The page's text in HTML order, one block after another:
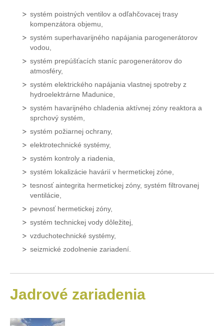
systém poistných ventilov a odľahčovacej trasy
kompenzátora objemu,
systém superhavarijného napájania parogenerátorov
vodou,
systém prepúšťacích staníc parogenerátorov do
atmosféry,
systém elektrického napájania vlastnej spotreby z
hydroelektrárne Madunice,
systém havarijného chladenia aktívnej zóny reaktora a
sprchový systém,
systém požiarnej ochrany,
elektrotechnické systémy,
systém kontroly a riadenia,
systém lokalizácie havárií v hermetickej zóne,
tesnosť aintegrita hermetickej zóny, systém filtrovanej
ventilácie,
pevnosť hermetickej zóny,
systém technickej vody dôležitej,
vzduchotechnické systémy,
seizmické zodolnenie zariadení.
Jadrové zariadenia